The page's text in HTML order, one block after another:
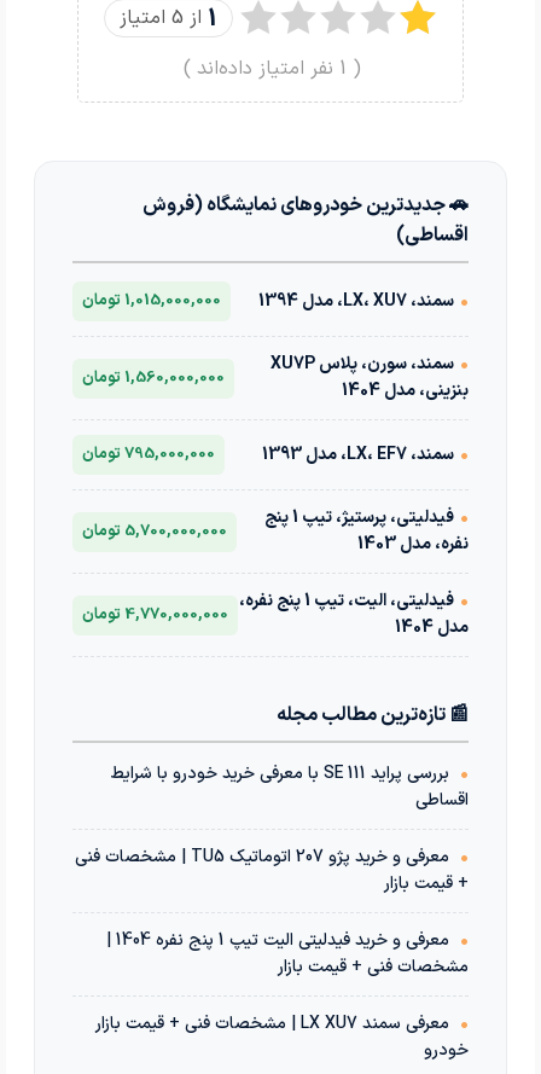
1 از 5 امتیاز
(
1 نفر امتیاز داده‌اند )
🚗 جدیدترین خودروهای نمایشگاه (فروش
اقساطی)
• سمند، LX، XU7، مدل 1394 1,015,000,000 تومان
•
سمند، سورن، پلاس XU7P
بنزینی، مدل 1404
1,560,000,000 تومان
• سمند، LX، EF7، مدل 1393 795,000,000 تومان
•
فیدلیتی، پرستیژ، تیپ 1 پنج
نفره، مدل 1403
5,700,000,000 تومان
•
فیدلیتی، الیت، تیپ 1 پنج نفره،
مدل 1404
4,770,000,000 تومان
📰 تازه‌ترین مطالب مجله
•
بررسی پراید 111 SE با معرفی خرید خودرو با شرایط
اقساطی
•
معرفی و خرید پژو 207 اتوماتیک TU5 | مشخصات فنی
+ قیمت بازار
•
معرفی و خرید فیدلیتی الیت تیپ 1 پنج نفره 1404 |
مشخصات فنی + قیمت بازار
•
معرفی سمند LX XU7 | مشخصات فنی + قیمت بازار
خودرو